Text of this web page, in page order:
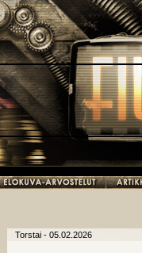
Torstai - 05.02.2026